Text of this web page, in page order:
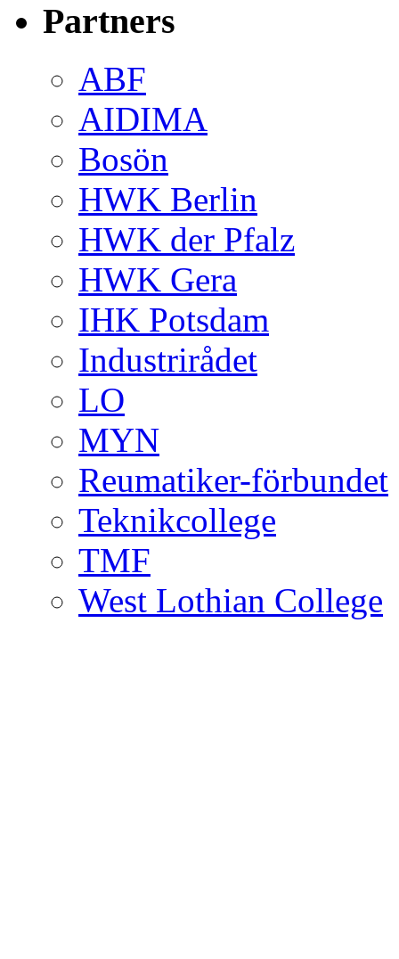
Partners
ABF
AIDIMA
Bosön
HWK Berlin
HWK der Pfalz
HWK Gera
IHK Potsdam
Industrirådet
LO
MYN
Reumatiker-förbundet
Teknikcollege
TMF
West Lothian College